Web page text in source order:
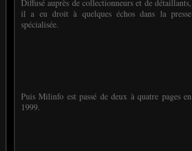
Diffusé auprès de collectionneurs et de détaillants,
il a eu droit à quelques échos dans la presse
spécialisée.
Puis Milinfo est passé de deux à quatre pages en
1999.